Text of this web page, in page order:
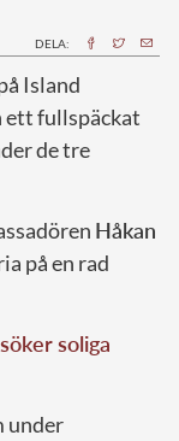
DELA:
Island
ett fullspäckat
de tre
Håkan
på en rad
soliga
under